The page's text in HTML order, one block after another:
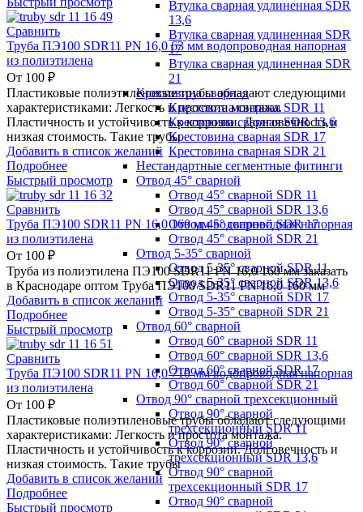
Втулка сварная удлиненная SDR
13,6
Втулка сварная удлиненная SDR
17
Втулка сварная удлиненная SDR
21
Крестовина сварная
Крестовина сварная SDR 11
Крестовина сварная SDR 13,6
Крестовина сварная SDR 17
Крестовина сварная SDR 21
Нестандартные сегментные фитинги
Отвод 45° сварной
Отвод 45° сварной SDR 11
Отвод 45° сварной SDR 13,6
Отвод 45° сварной SDR 17
Отвод 45° сварной SDR 21
Отвод 5-35° сварной
Отвод 5-35° сварной SDR 11
Отвод 5-35° сварной SDR 13,6
Отвод 5-35° сварной SDR 17
Отвод 5-35° сварной SDR 21
Отвод 60° сварной
Отвод 60° сварной SDR 11
Отвод 60° сварной SDR 13,6
Отвод 60° сварной SDR 17
Отвод 60° сварной SDR 21
Отвод 90° сварной трехсекционный
Отвод 90° сварной
трехсекционный SDR 11
Отвод 90° сварной
трехсекционный SDR 13,6
Отвод 90° сварной
трехсекционный SDR 17
Отвод 90° сварной
Сравнить
Труба ПЭ100 SDR11 PN 16,0 63 мм водопроводная напорная
из полиэтилена
От 100 ₽
Пластиковые полиэтиленовые трубы обладают следующими
характеристиками: Легкость и простота монтажа.
Пластичность и устойчивость к коррозии. Долговечность и
низкая стоимость. Такие трубы
Добавить в список желаний
Подробнее
Быстрый просмотр
Сравнить
Труба ПЭ100 SDR11 PN 16,0 160 мм водопроводная напорная
из полиэтилена
От 100 ₽
Труба из полиэтилена ПЭ100 SDR11 PN 16,0 160 мм заказать
в Краснодаре оптом Труба ПЭ100 SDR11 PN 16,0 160 мм
Добавить в список желаний
Подробнее
Быстрый просмотр
Сравнить
Труба ПЭ100 SDR11 PN 16,0 710 мм водопроводная напорная
из полиэтилена
От 100 ₽
Пластиковые полиэтиленовые трубы обладают следующими
характеристиками: Легкость и простота монтажа.
Пластичность и устойчивость к коррозии. Долговечность и
низкая стоимость. Такие трубы
Добавить в список желаний
Подробнее
Быстрый просмотр